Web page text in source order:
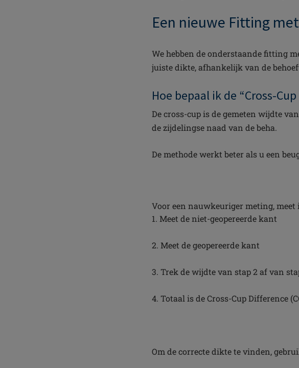
Een nieuwe Fitting
We hebben de onderstaande fitting
juiste dikte, afhankelijk van de
Hoe bepaal ik de “Cross-
De cross-cup is de gemeten wijdte
de zijdelingse naad van de beha.
De methode werkt beter als u een
Voor een nauwkeuriger meting, meet
1. Meet de niet-geopereerde kant
2. Meet de geopereerde kant
3. Trek de wijdte van stap 2 af van
4. Totaal is de Cross-Cup Difference
Om de correcte dikte te vinden,